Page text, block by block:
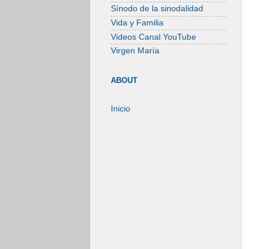
Sínodo de la sinodalidad
Vida y Familia
Videos Canal YouTube
Virgen María
ABOUT
Inicio